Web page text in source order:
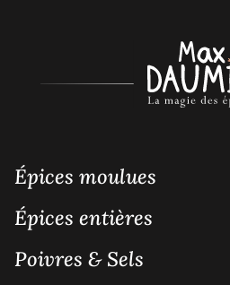
Épices moulues
Épices entières
Poivres & Sels